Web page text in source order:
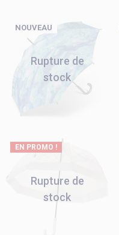
Rupture de
stock
NOUVEAU
Rupture de
stock
EN PROMO !